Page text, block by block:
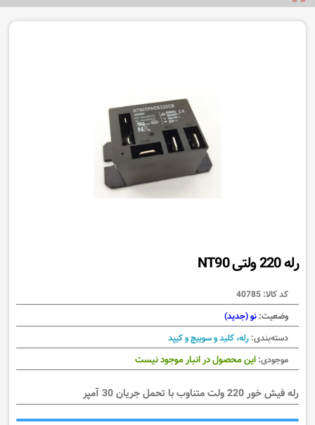
رله 220 ولتی NT90
کد کالا: 40785
وضعیت: نو (جدید)
دسته‌بندی: رله، کلید و سوییچ و کیپد
موجودی: این محصول در انبار موجود نیست
رله فیش خور 220 ولت متناوب با تحمل جریان 30 آمپر